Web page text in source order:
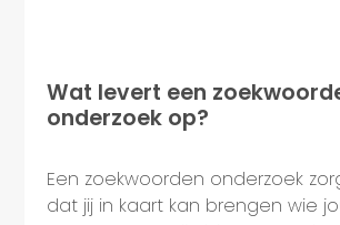
Wat levert een
onderzoek op?
Een zoekwoorden onderzoek
dat jij in kaart kan brengen wie